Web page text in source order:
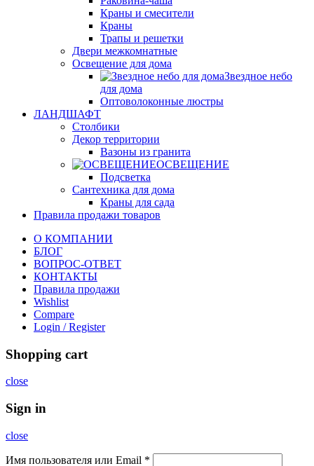
Краны и смесители
Краны
Трапы и решетки
Двери межкомнатные
Освещение для дома
Звездное небо
для дома
Оптоволоконные люстры
ЛАНДШАФТ
Столбики
Декор территории
Вазоны из гранита
ОСВЕЩЕНИЕ
Подсветка
Сантехника для дома
Краны для сада
Правила продажи товаров
О КОМПАНИИ
БЛОГ
ВОПРОС-ОТВЕТ
КОНТАКТЫ
Правила продажи
Wishlist
Compare
Login / Register
Shopping cart
close
Sign in
close
Имя пользователя или Email *